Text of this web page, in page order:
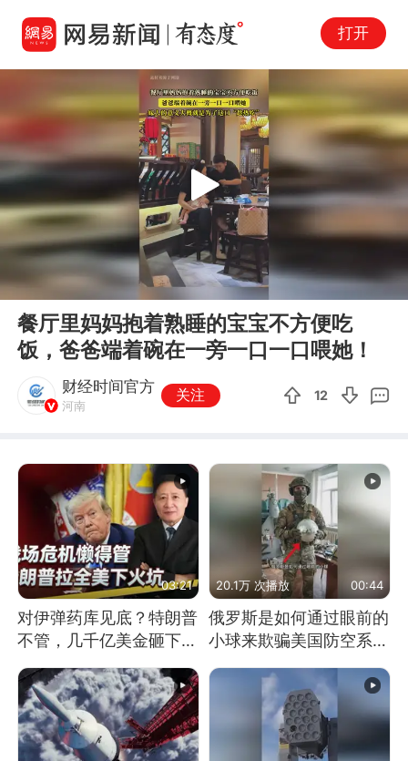
打开
00:00 00:14
Play
餐厅里妈妈抱着熟睡的宝宝不方便吃
饭，爸爸端着碗在一旁一口一口喂她！
财经时间官方
河南
关注 12
03:21
对伊弹药库见底？特朗普
不管，几千亿美金砸下，
拉着全美下火坑
20.1万 次播放 00:44
俄罗斯是如何通过眼前的
小球来欺骗美国防空系统
的